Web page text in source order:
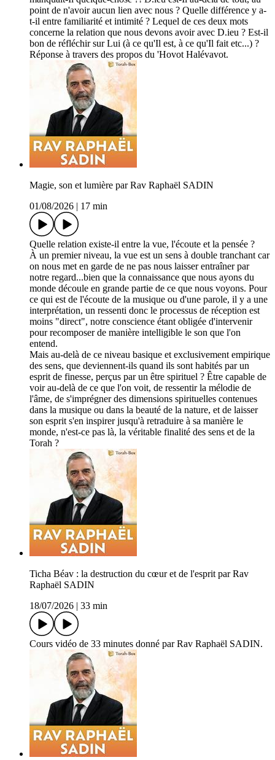
point de n'avoir aucun lien avec nous ? Quelle différence y a-
t-il entre familiarité et intimité ? Lequel de ces deux mots
concerne la relation que nous devons avoir avec D.ieu ? Est-il
bon de réfléchir sur Lui (à ce qu'Il est, à ce qu'Il fait etc...) ?
Réponse à travers des propos du 'Hovot Halévavot.
Magie, son et lumière par Rav Raphaël SADIN
01/08/2026 | 17 min
Quelle relation existe-il entre la vue, l'écoute et la pensée ?
À un premier niveau, la vue est un sens à double tranchant car
on nous met en garde de ne pas nous laisser entraîner par
notre regard...bien que la connaissance que nous ayons du
monde découle en grande partie de ce que nous voyons. Pour
ce qui est de l'écoute de la musique ou d'une parole, il y a une
interprétation, un ressenti donc le processus de réception est
moins "direct", notre conscience étant obligée d'intervenir
pour recomposer de manière intelligible le son que l'on
entend.
Mais au-delà de ce niveau basique et exclusivement empirique
des sens, que deviennent-ils quand ils sont habités par un
esprit de finesse, perçus par un être spirituel ? Être capable de
voir au-delà de ce que l'on voit, de ressentir la mélodie de
l'âme, de s'imprégner des dimensions spirituelles contenues
dans la musique ou dans la beauté de la nature, et de laisser
son esprit s'en inspirer jusqu'à retraduire à sa manière le
monde, n'est-ce pas là, la véritable finalité des sens et de la
Torah ?
Ticha Béav : la destruction du cœur et de l'esprit par Rav
Raphaël SADIN
18/07/2026 | 33 min
Cours vidéo de 33 minutes donné par Rav Raphaël SADIN.